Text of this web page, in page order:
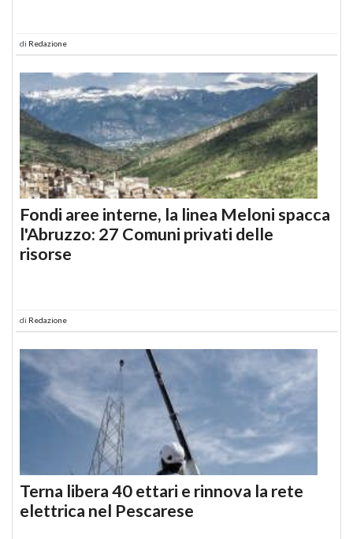
di Redazione
Fondi aree interne, la linea Meloni spacca
l'Abruzzo: 27 Comuni privati delle
risorse
di Redazione
Terna libera 40 ettari e rinnova la rete
elettrica nel Pescarese